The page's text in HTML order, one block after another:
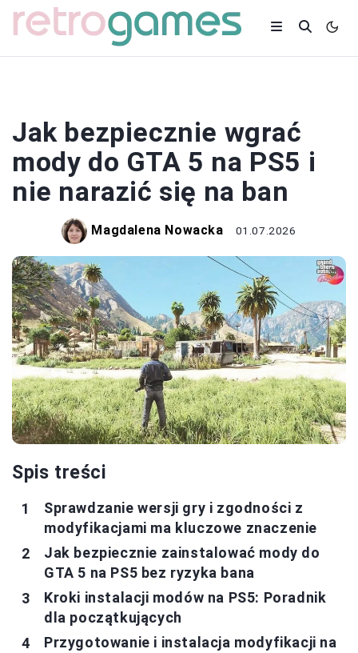
Jak bezpiecznie wgrać
mody do GTA 5 na PS5 i
nie narazić się na ban
Magdalena Nowacka 01.07.2026
Spis treści
Sprawdzanie wersji gry i zgodności z
modyfikacjami ma kluczowe znaczenie
Jak bezpiecznie zainstalować mody do
GTA 5 na PS5 bez ryzyka bana
Kroki instalacji modów na PS5: Poradnik
dla początkujących
Przygotowanie i instalacja modyfikacji na